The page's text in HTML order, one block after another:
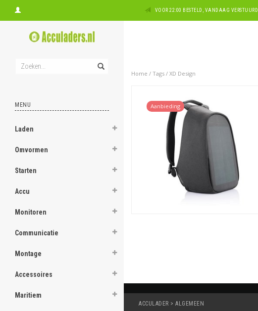
VOOR 22:00 BESTELD, VANDAAG VERSTUURD
MENU
Laden
Omvormen
Starten
Accu
Monitoren
Communicatie
Montage
Accessoires
Maritiem
Home / Tags / XD Design
Aanbieding
ACCULADER > ALGEMEEN